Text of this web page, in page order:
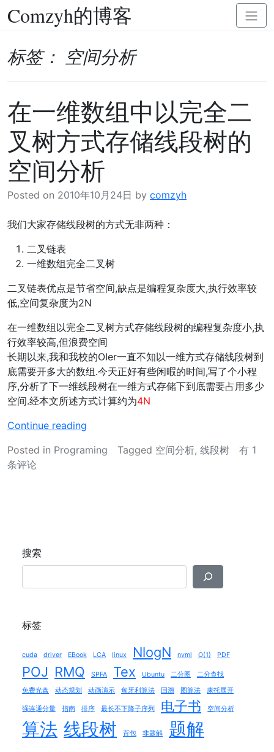
Skip
to
Comzyh的博客
标签： 空间分析
在一维数组中以完全二
叉树方式存储线段树的
空间分析
Posted on 2010年10月24日 by comzyh
我们大家存储线段树的方式无非两种：
二叉链表
一维数组完全二叉树
二叉链表优点是节省空间,缺点是编程复杂度大,执行效率较
低,空间复杂度为2N
在一维数组以完全二叉树方式存储线段树的编程复杂度小,执
行效率较高,但浪费空间
长期以来,我和我校的OIer一直不知以一维方式存储线段树到
底需要开多大的数组.今天正好有些闲暇的时间,写了个小程
序,分析了下一维线段树在一维方式存储下到底需要占用多少
空间.经本文所述方式计算约为4N
Continue reading
一
叉
储
线
段
树
的
空
Posted in Programing Tagged 空间分析, 线段树
在
有 1
条评论
搜索
标签
cuda driver EBook LCA linux NlogN nvml O(1) PDF
POJ RMQ SPFA Tex Ubuntu 二分图
二分查找
免费光盘
动态规划 动画演示 匈牙利算法 回溯 图算法 康托展开
强连通分量 指南 排序 最长不下降子序列 电子书 空间分析
算法 线段树 背包 非题解 题解